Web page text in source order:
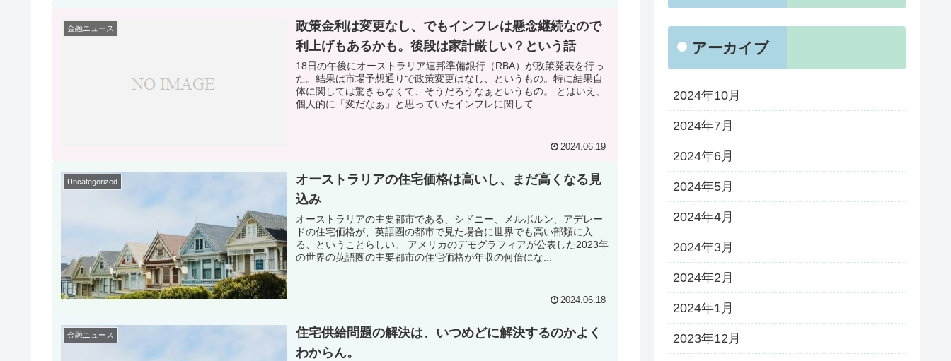
金融ニュース
政策金利は変更なし、でもインフレは懸念継続なので
利上げもあるかも。後段は家計厳しい？という話
18日の午後にオーストラリア連邦準備銀行（RBA）が政策発表を行っ
た。結果は市場予想通りで政策変更はなし、というもの。特に結果自
体に関しては驚きもなくて、そうだろうなぁというもの。 とはいえ、
個人的に「変だなぁ」と思っていたインフレに関して...
2024.06.19
Uncategorized
オーストラリアの住宅価格は高いし、まだ高くなる見
込み
オーストラリアの主要都市である、シドニー、メルボルン、アデレー
ドの住宅価格が、英語圏の都市で見た場合に世界でも高い部類に入
る、ということらしい。 アメリカのデモグラフィアが公表した2023年
の世界の英語圏の主要都市の住宅価格が年収の何倍にな...
2024.06.18
金融ニュース
住宅供給問題の解決は、いつめどに解決するのかよく
わからん。
アーカイブ
2024年10月
2024年7月
2024年6月
2024年5月
2024年4月
2024年3月
2024年2月
2024年1月
2023年12月